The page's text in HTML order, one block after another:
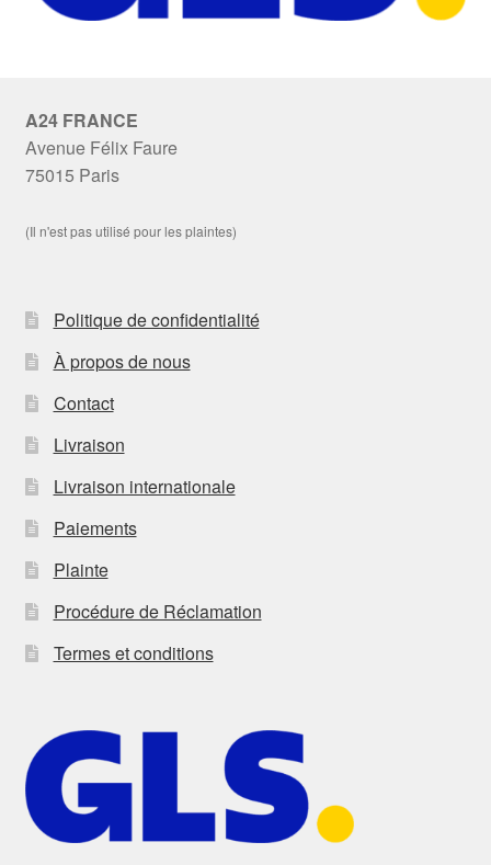
A24 FRANCE
Avenue Félix Faure
75015 Paris
(Il n'est pas utilisé pour les plaintes)
Politique de confidentialité
À propos de nous
Contact
Livraison
Livraison internationale
Paiements
Plainte
Procédure de Réclamation
Termes et conditions